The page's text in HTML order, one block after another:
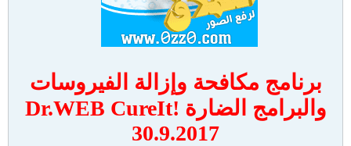
برنامج مكافحة وإزالة الفيروسات
والبرامج الضارة Dr.WEB CureIt!
30.9.2017